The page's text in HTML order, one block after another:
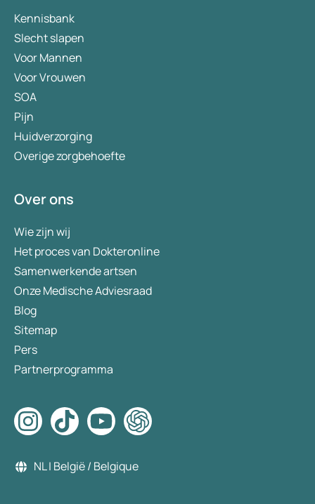
Kennisbank
Slecht slapen
Voor Mannen
Voor Vrouwen
SOA
Pijn
Huidverzorging
Overige zorgbehoefte
Over ons
Wie zijn wij
Het proces van Dokteronline
Samenwerkende artsen
Onze Medische Adviesraad
Blog
Sitemap
Pers
Partnerprogramma
NL | België / Belgique